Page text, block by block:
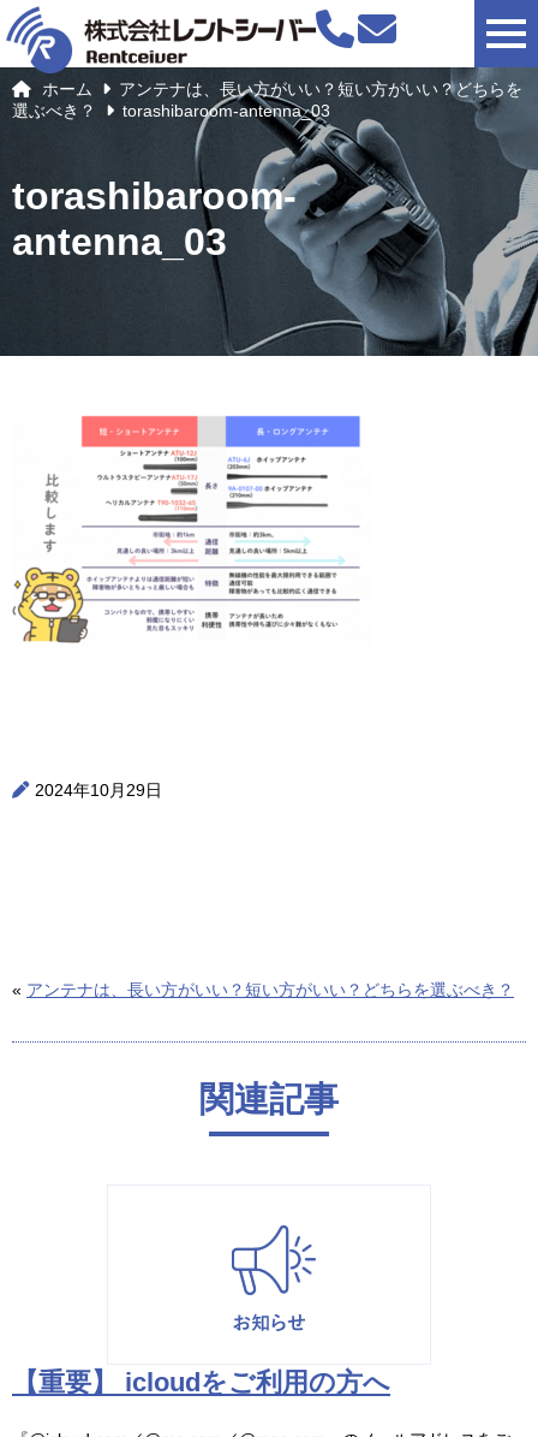
ホーム
アンテナは、長い方がいい？短い方がいい？どちらを
選ぶべき？
torashibaroom-antenna_03
torashibaroom-
antenna_03
2024年10月29日
« アンテナは、長い方がいい？短い方がいい？どちらを選ぶべき？
関連記事
【重要】 icloudをご利用の方へ